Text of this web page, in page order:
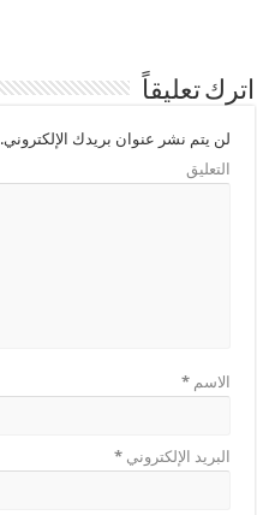
اترك تعليقاً
لن يتم نشر عنوان بريدك الإلكتروني.
التعليق
الاسم*
البريد الإلكتروني*